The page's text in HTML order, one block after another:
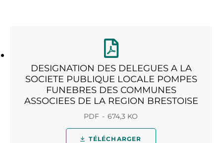
DESIGNATION DES DELEGUES A LA
SOCIETE PUBLIQUE LOCALE POMPES
FUNEBRES DES COMMUNES
ASSOCIEES DE LA REGION BRESTOISE
PDF 674,3 KO
TÉLÉCHARGER